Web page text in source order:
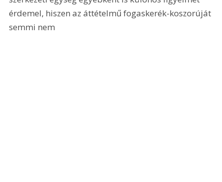
érdemel, hiszen az áttételmű fogaskerék-koszorúját
semmi nem